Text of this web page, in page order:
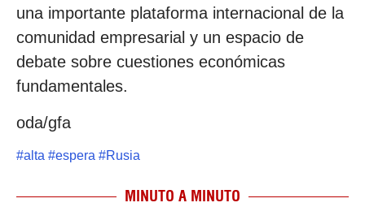
una importante plataforma internacional de la
comunidad empresarial y un espacio de
debate sobre cuestiones económicas
fundamentales.
oda/gfa
#alta #espera #Rusia
MINUTO A MINUTO